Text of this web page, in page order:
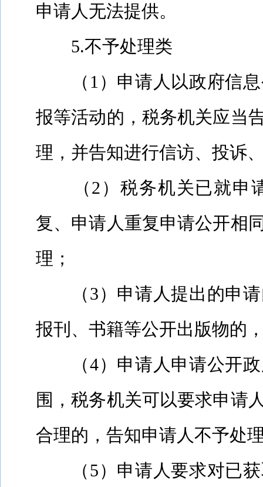
申请人无法提供。
5.不予处理类
（ 1）申请人以政府信
报等活动的，税务机关应当
理，并告知进行信访、投诉
（2 ）税务机关已就申
复、申请人重复申请公开相
理；
（3）申请人提出的申
报刊、书籍等公开出版物的
（4）申请人申请公开
围，税务机关可以要求申请
合理的，告知申请人不予处
（5）申请人要求对已